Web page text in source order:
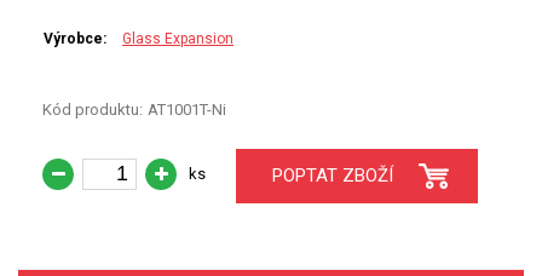
SPECIÁLNÍ APLIKACE
Výrobce: Glass Expansion
Kód produktu: AT1001T-Ni
ks POPTAT ZBOŽÍ